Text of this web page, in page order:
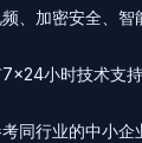
频、加密安全、
7×24小时技术支
考同行业的中小企